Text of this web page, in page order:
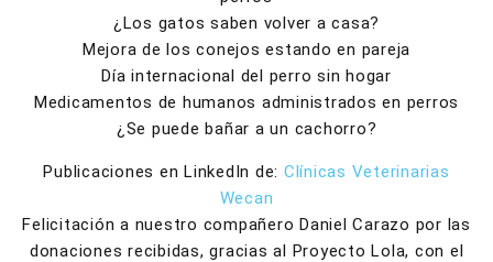
¿Los gatos saben volver a casa?
Mejora de los conejos estando en pareja
Día internacional del perro sin hogar
Medicamentos de humanos administrados en perros
¿Se puede bañar a un cachorro?
Publicaciones en LinkedIn de: Clínicas Veterinarias
Wecan
Felicitación a nuestro compañero Daniel Carazo por las
donaciones recibidas, gracias al Proyecto Lola, con el